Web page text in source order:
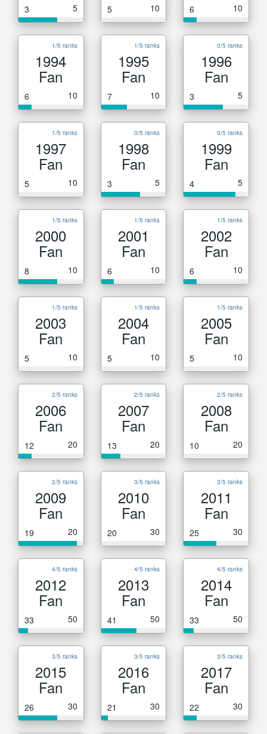
3 5 5 10 6 10
1/5 ranks
1994
Fan
6 10
1/5 ranks
1995
Fan
7 10
0/5 ranks
1996
Fan
3 5
1/5 ranks
1997
Fan
5 10
0/5 ranks
1998
Fan
3 5
0/5 ranks
1999
Fan
4 5
1/5 ranks
2000
Fan
8 10
1/5 ranks
2001
Fan
6 10
1/5 ranks
2002
Fan
6 10
1/5 ranks
2003
Fan
5 10
1/5 ranks
2004
Fan
5 10
1/5 ranks
2005
Fan
5 10
2/5 ranks
2006
Fan
12 20
2/5 ranks
2007
Fan
13 20
2/5 ranks
2008
Fan
10 20
2/5 ranks
2009
Fan
19 20
3/5 ranks
2010
Fan
20 30
3/5 ranks
2011
Fan
25 30
4/5 ranks
2012
Fan
33 50
4/5 ranks
2013
Fan
41 50
4/5 ranks
2014
Fan
33 50
3/5 ranks
2015
Fan
26 30
3/5 ranks
2016
Fan
21 30
3/5 ranks
2017
Fan
22 30